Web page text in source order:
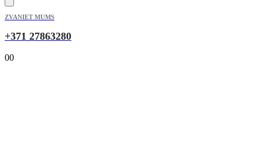
ZVANIET MUMS
+371 27863280
00